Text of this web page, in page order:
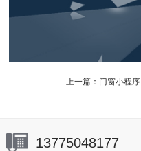
上一篇： 门窗小程序
13775048177